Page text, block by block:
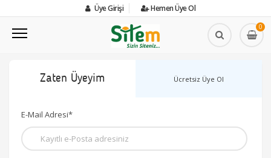
Üye Girişi Hemen Üye Ol
0
Zaten Üyeyim Ücretsiz Üye Ol
E-Mail Adresi*